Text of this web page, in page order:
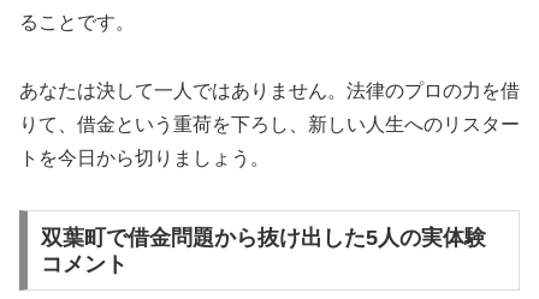
ることです。
あなたは決して一人ではありません。法律のプロの力を借
りて、借金という重荷を下ろし、新しい人生へのリスター
トを今日から切りましょう。
双葉町で借金問題から抜け出した5人の実体験
コメント